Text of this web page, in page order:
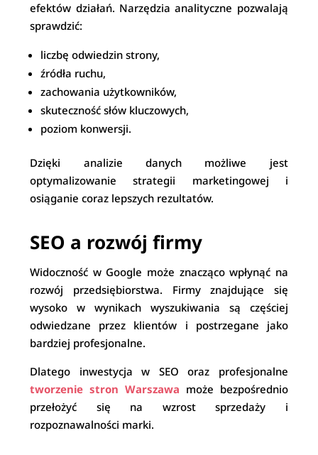
efektów działań. Narzędzia analityczne pozwalają
sprawdzić:
liczbę odwiedzin strony,
źródła ruchu,
zachowania użytkowników,
skuteczność słów kluczowych,
poziom konwersji.
Dzięki analizie danych możliwe jest
optymalizowanie strategii marketingowej i
osiąganie coraz lepszych rezultatów.
SEO a rozwój firmy
Widoczność w Google może znacząco wpłynąć na
rozwój przedsiębiorstwa. Firmy znajdujące się
wysoko w wynikach wyszukiwania są częściej
odwiedzane przez klientów i postrzegane jako
bardziej profesjonalne.
Dlatego inwestycja w SEO oraz profesjonalne
tworzenie stron Warszawa może bezpośrednio
przełożyć się na wzrost sprzedaży i
rozpoznawalności marki.